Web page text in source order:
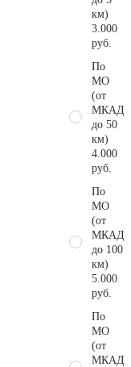
км)
3.000
руб.
По
МО
(от
МКАД
до 50
км)
4.000
руб.
По
МО
(от
МКАД
до 100
км)
5.000
руб.
По
МО
(от
МКАД